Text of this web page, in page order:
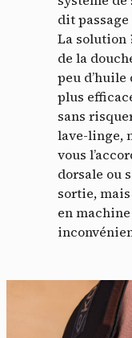
dit
La solution
de la
peu d’huile
plus
sans
lave-linge,
vous
dorsale ou
sortie,
en